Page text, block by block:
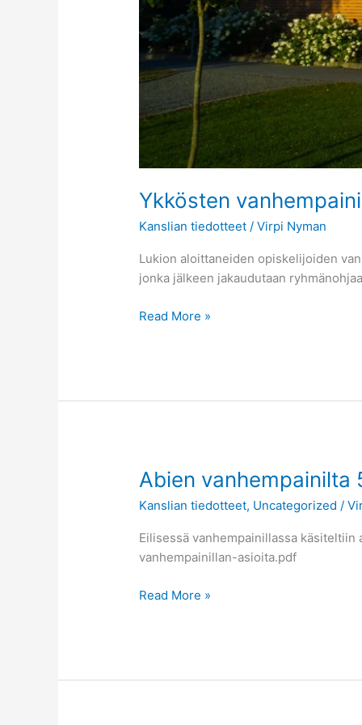
Ykkösten
Kanslian tiedotteet /Virpi Nyman
Lukion aloittaneiden opiskelijoiden
jonka jälkeen jakaudutaan
Read More »
Abien vanhempainilta
Kanslian tiedotteet, Uncategorized /
Eilisessä vanhempainillassa
vanhempainillan-asioita.pdf
Abien
5.9.2024
Read More »